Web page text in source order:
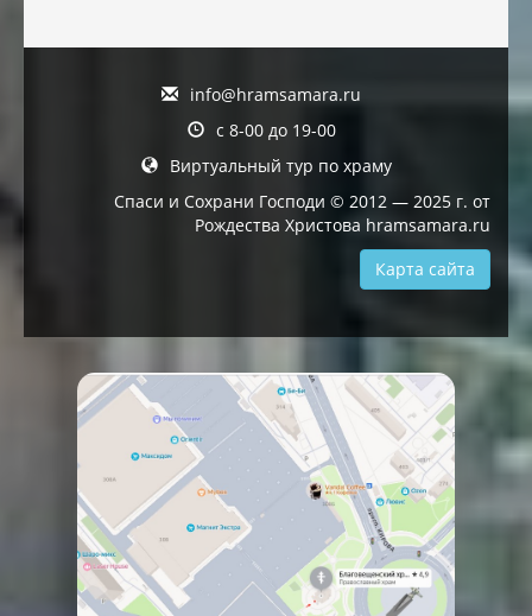
info@hramsamara.ru
с 8-00 до 19-00
Виртуальный тур по храму
Спаси и Сохрани Господи © 2012 — 2025 г. от
Рождества Христова hramsamara.ru
Карта сайта